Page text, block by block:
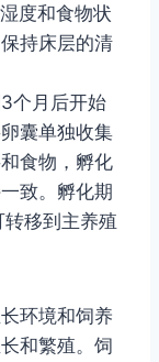
度和食物状
持床层的清
个月后开始
囊单独收集
食物，孵化
致。孵化期
移到主养殖
环境和饲养
和繁殖。饲